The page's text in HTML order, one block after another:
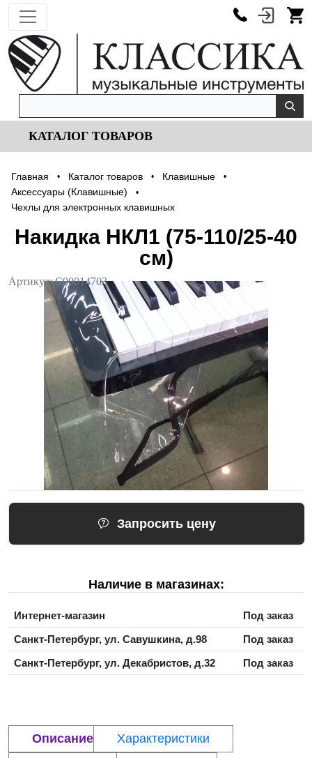
КАТАЛОГ ТОВАРОВ
Главная • Каталог товаров • Клавишные •
Аксессуары (Клавишные) •
Чехлы для электронных клавишных
Накидка НКЛ1 (75-110/25-40
см)
Артикул:С00014703
Запросить цену
Наличие в магазинах:
Интернет-магазин
Под заказ
Санкт-Петербург, ул. Савушкина, д.98
Под заказ
Санкт-Петербург, ул. Декабристов, д.32
Под заказ
Описание
Характеристики